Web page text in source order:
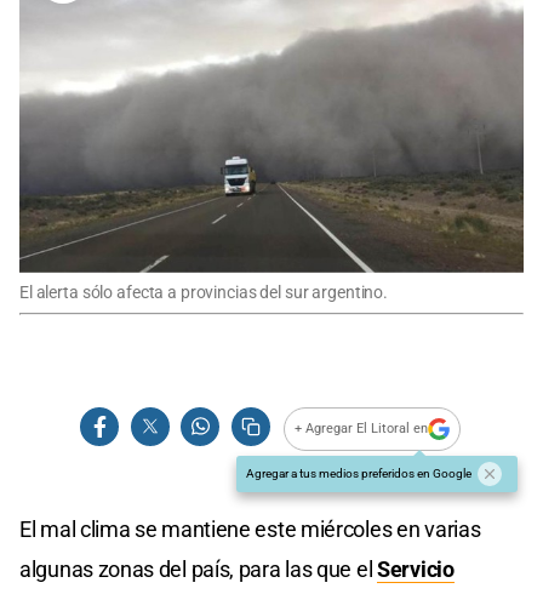
El alerta sólo afecta a provincias del sur argentino.
+ Agregar El Litoral en
Agregar a tus medios preferidos en Google
El mal clima se mantiene este miércoles en varias
algunas zonas del país, para las que elServicio